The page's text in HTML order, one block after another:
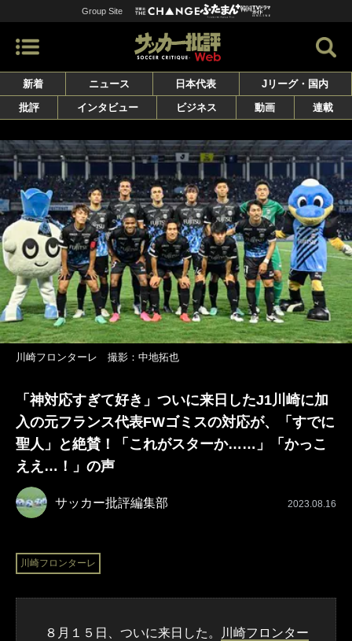
Group Site
新着 ニュース 日本代表
Jリーグ・国内
批評
インタビュー ビジネス 動画 連載
川崎フロンターレ 撮影：中地拓也
「神対応すぎて好き」ついに来日したJ1川崎に加
入の元フランス代表FWゴミスの対応が、「すでに
聖人」と絶賛！「これがスターか……」「かっこ
ええ…！」の声
サッカー批評編集部 2023.08.16
川崎フロンターレ
８月１５日、ついに来日した。
川崎フロンター